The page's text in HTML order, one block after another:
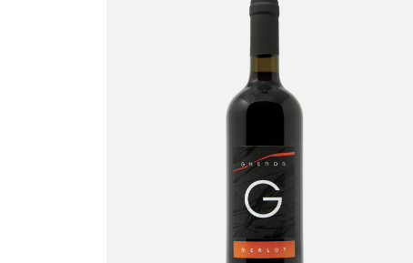
Merlot